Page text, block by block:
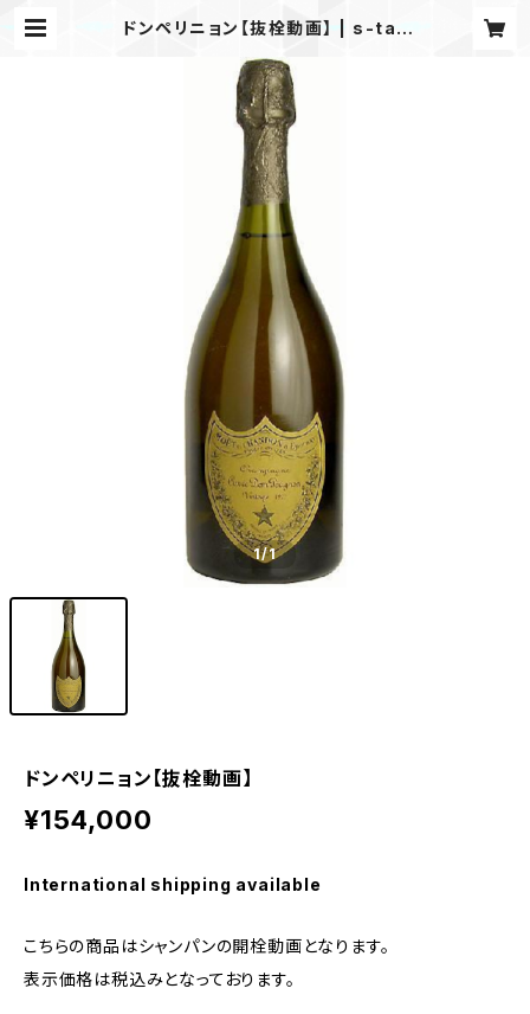
ドンペリニョン【抜栓動画】 | s-tak
1/1
ドンペリニョン【抜栓動画】
¥154,000
International shipping available
こちらの商品はシャンパンの開栓動画となります。
表示価格は税込みとなっております。